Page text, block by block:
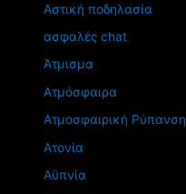
Αστική ποδηλασία
ασφαλές chat
Άτμισμα
Ατμόσφαιρα
Ατμοσφαιρική Ρύπανση
Ατονία
Αϋπνία